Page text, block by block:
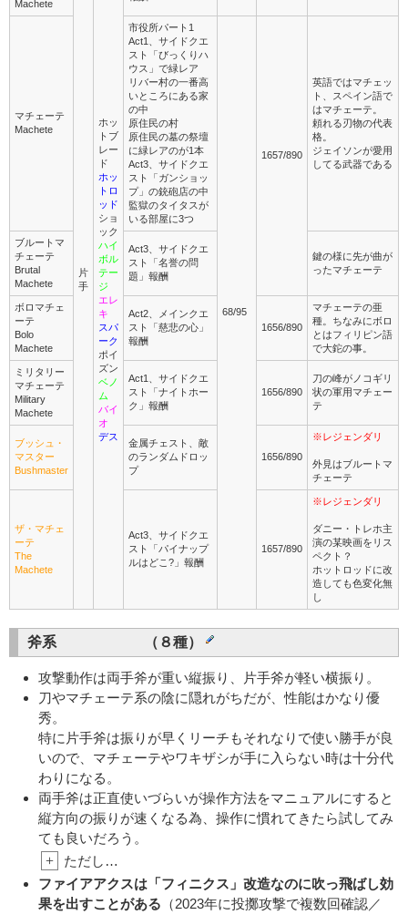
Machete
片
手
ホッ
トブ
レー
ド
ホッ
トロ
ッド
ショ
ック
ハイ
ボル
テー
ジ
エレ
キ
スパ
ーク
ポイ
ズン
ベノ
ム
バイ
オ
デス
マチェーテ
Machete
市役所パート1
Act1、サイドクエ
スト「びっくりハ
ウス」で緑レア
リバー村の一番高
いところにある家
の中
原住民の村
原住民の墓の祭壇
に緑レアのが1本
Act3、サイドクエ
スト「ガンショッ
プ」の銃砲店の中
監獄のタイタスが
いる部屋に3つ
68/95
1657/890
英語ではマチェッ
ト、スペイン語で
はマチェーテ。
頼れる刃物の代表
格。
ジェイソンが愛用
してる武器である
ブルートマ
チェーテ
Brutal
Machete
Act3、サイドクエ
スト「名誉の問
題」報酬
鍵の様に先が曲が
ったマチェーテ
ボロマチェ
ーテ
Bolo
Machete
Act2、メインクエ
スト「慈悲の心」
報酬
1656/890
マチェーテの亜
種。ちなみにボロ
とはフィリピン語
で大鉈の事。
ミリタリー
マチェーテ
Military
Machete
Act1、サイドクエ
スト「ナイトホー
ク」報酬
1656/890
刀の峰がノコギリ
状の軍用マチェー
テ
ブッシュ・
マスター
Bushmaster
金属チェスト、敵
のランダムドロッ
プ
1656/890
※レジェンダリ
外見はブルートマ
チェーテ
ザ・マチェ
ーテ
The
Machete
Act3、サイドクエ
スト「パイナップ
ルはどこ?」報酬
1657/890
※レジェンダリ
ダニー・トレホ主
演の某映画をリス
ペクト？
ホットロッドに改
造しても色変化無
し
斧系 （８種）
攻撃動作は両手斧が重い縦振り、片手斧が軽い横振り。
刀やマチェーテ系の陰に隠れがちだが、性能はかなり優
秀。
特に片手斧は振りが早くリーチもそれなりで使い勝手が良
いので、マチェーテやワキザシが手に入らない時は十分代
わりになる。
両手斧は正直使いづらいが操作方法をマニュアルにすると
縦方向の振りが速くなる為、操作に慣れてきたら試してみ
ても良いだろう。
+
ただし…
ファイアアクスは「フィニクス」改造なのに吹っ飛ばし効
果を出すことがある （2023年に投擲攻撃で複数回確認／